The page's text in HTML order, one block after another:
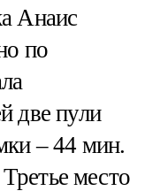
Анаис
по
две пули
– 44 мин.
место